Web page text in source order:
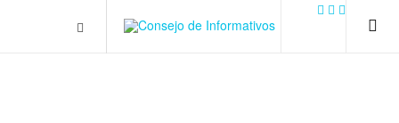
url('../../images/contact.png') 0 0 no-repeat; color: #eaeaea; padding: